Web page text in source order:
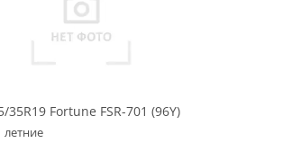
35R19 Fortune FSR-701 (96Y)
летние